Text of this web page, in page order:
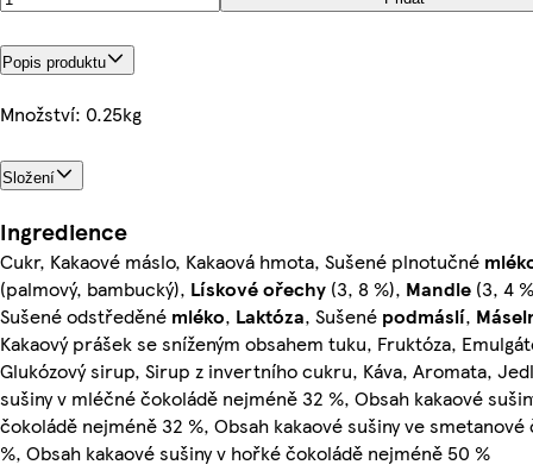
Popis produktu
Množství: 0.25kg
Složení
Ingredience
Cukr, Kakaové máslo, Kakaová hmota, Sušené plnotučné
(palmový, bambucký), Lískové ořechy (3, 8 %), Mandle (3, 4
Sušené odstředěné mléko, Laktóza, Sušené podmáslí,
Kakaový prášek se sníženým obsahem tuku, Fruktóza,
Glukózový sirup, Sirup z invertního cukru, Káva, Aromata,
sušiny v mléčné čokoládě nejméně 32 %, Obsah kakaové
čokoládě nejméně 32 %, Obsah kakaové sušiny ve
%, Obsah kakaové sušiny v hořké čokoládě nejméně 50 %